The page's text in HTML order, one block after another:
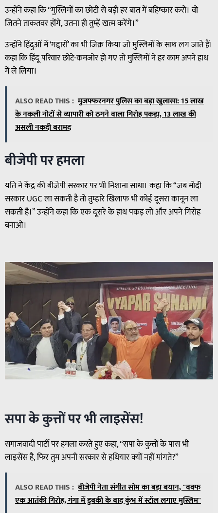
उन्होंने कहा कि “मुस्लिमों का छोटी से बड़ी हर बात में बहिष्कार करो। वो
जितने ताकतवर होंगे, उतना ही तुम्हें खत्म करेंगे।”
उन्होंने हिंदुओं में ‘गद्दारों’ का भी जिक्र किया जो मुस्लिमों के साथ लग जाते हैं।
कहा कि हिंदू परिवार छोटे-कमजोर हो गए तो मुस्लिमों ने हर काम अपने हाथ
में ले लिया।
ALSO READ THIS : मुजफ्फरनगर पुलिस का बड़ा खुलासा: 15 लाख
के नकली नोटों से व्यापारी को ठगने वाला गिरोह पकड़ा, 13 लाख की
असली नकदी बरामद
बीजेपी पर हमला
यति ने केंद्र की बीजेपी सरकार पर भी निशाना साधा। कहा कि “जब मोदी
सरकार UGC ला सकती है तो तुम्हारे खिलाफ भी कोई दूसरा कानून ला
सकती है।” उन्होंने कहा कि एक दूसरे के हाथ पकड़ लो और अपने गिरोह
बनाओ।
सपा के कुत्तों पर भी लाइसेंस!
समाजवादी पार्टी पर हमला करते हुए कहा, “सपा के कुत्तों के पास भी
लाइसेंस है, फिर तुम अपनी सरकार से हथियार क्यों नहीं मांगते?”
ALSO READ THIS : बीजेपी नेता संगीत सोम का बड़ा बयान, "वक्फ
एक आतंकी गिरोह, गंगा में डुबकी के बाद कुंभ में स्टॉल लगाए मुस्लिम"